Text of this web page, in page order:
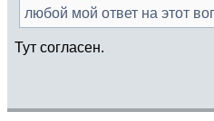
любой мой ответ на этот
Тут согласен.